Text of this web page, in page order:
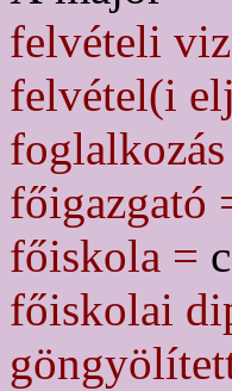
felvételi
felvétel(i
főigazgató
főiskola =
főiskolai